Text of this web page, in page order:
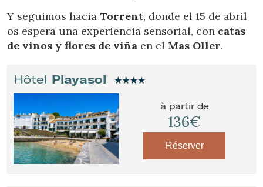
Y seguimos hacia Torrent, donde el 15 de abril
os espera una experiencia sensorial, con catas
de vinos y flores de viña en el Mas Oller.
Hôtel Playasol
à partir de
136€
Réserver